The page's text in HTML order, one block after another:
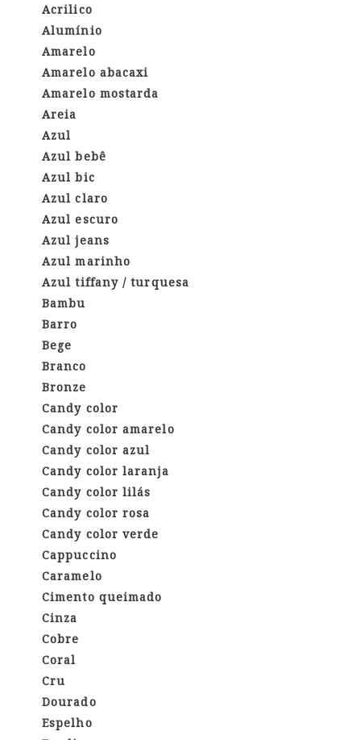
Acrilico
Alumínio
Amarelo
Amarelo abacaxi
Amarelo mostarda
Areia
Azul
Azul bebê
Azul bic
Azul claro
Azul escuro
Azul jeans
Azul marinho
Azul tiffany / turquesa
Bambu
Barro
Bege
Branco
Bronze
Candy color
Candy color amarelo
Candy color azul
Candy color laranja
Candy color lilás
Candy color rosa
Candy color verde
Cappuccino
Caramelo
Cimento queimado
Cinza
Cobre
Coral
Cru
Dourado
Espelho